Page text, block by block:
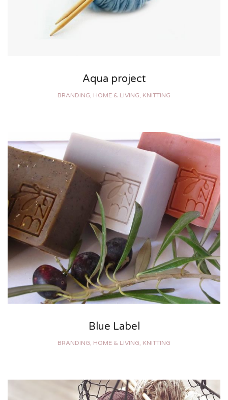
Aqua project
BRANDING, HOME & LIVING, KNITTING
Blue Label
BRANDING, HOME & LIVING, KNITTING